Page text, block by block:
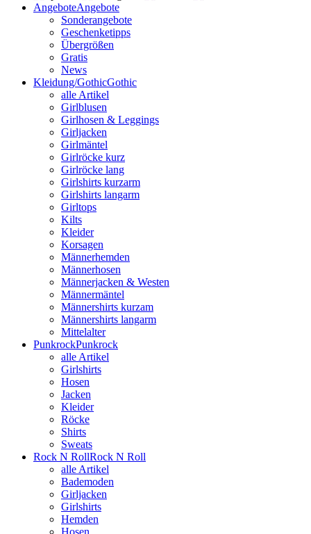
AngeboteAngebote
Sonderangebote
Geschenketipps
Übergrößen
Gratis
News
Kleidung/GothicGothic
alle Artikel
Girlblusen
Girlhosen & Leggings
Girljacken
Girlmäntel
Girlröcke kurz
Girlröcke lang
Girlshirts kurzarm
Girlshirts langarm
Girltops
Kilts
Kleider
Korsagen
Männerhemden
Männerhosen
Männerjacken & Westen
Männermäntel
Männershirts kurzam
Männershirts langarm
Mittelalter
PunkrockPunkrock
alle Artikel
Girlshirts
Hosen
Jacken
Kleider
Röcke
Shirts
Sweats
Rock N RollRock N Roll
alle Artikel
Bademoden
Girljacken
Girlshirts
Hemden
Hosen